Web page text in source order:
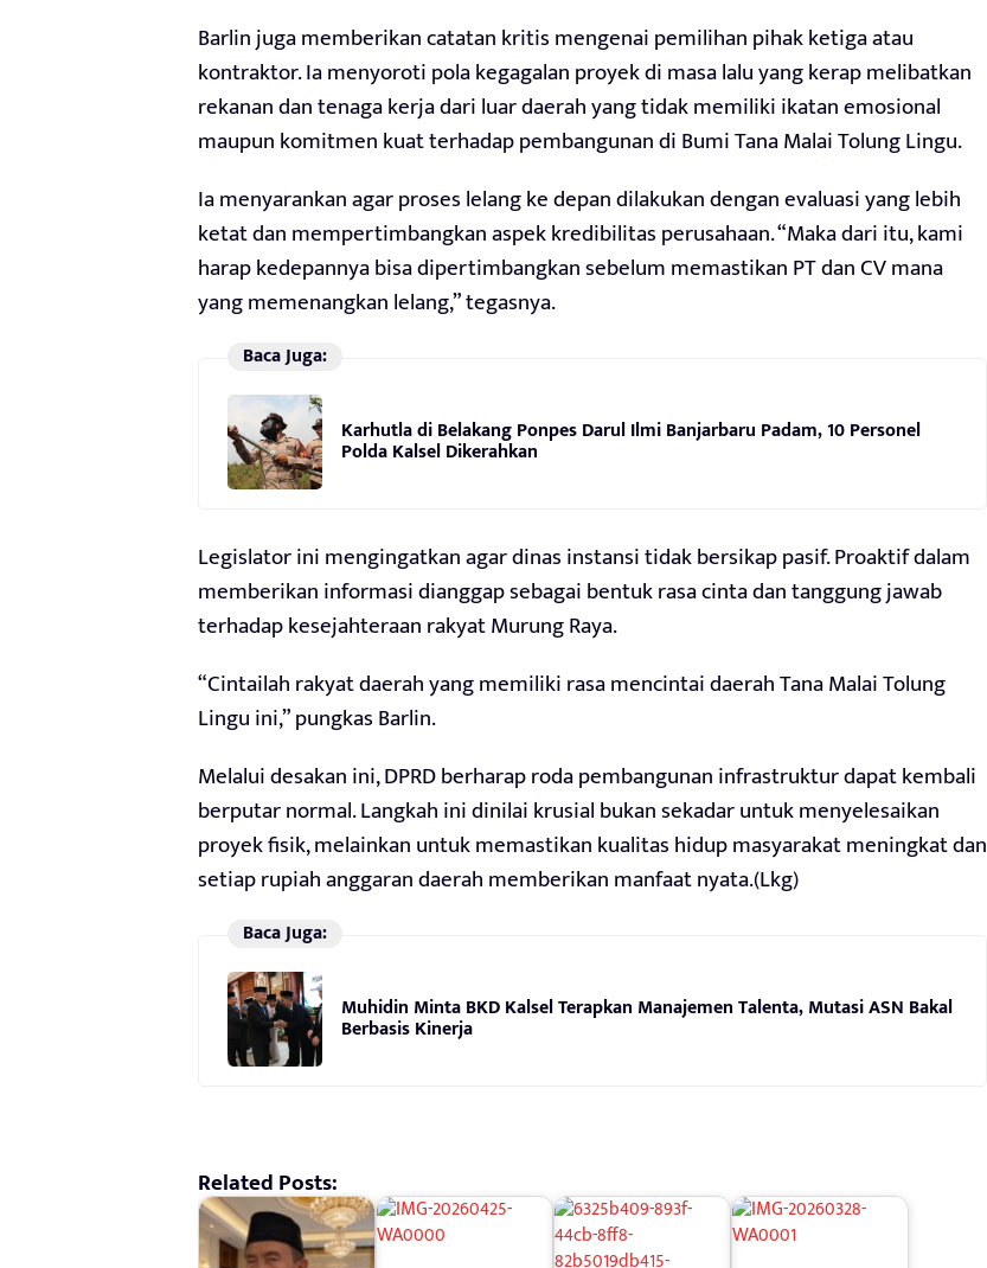
Barlin juga memberikan catatan kritis mengenai pemilihan pihak ketiga atau
kontraktor. Ia menyoroti pola kegagalan proyek di masa lalu yang kerap melibatkan
rekanan dan tenaga kerja dari luar daerah yang tidak memiliki ikatan emosional
maupun komitmen kuat terhadap pembangunan di Bumi Tana Malai Tolung Lingu.
Ia menyarankan agar proses lelang ke depan dilakukan dengan evaluasi yang lebih
ketat dan mempertimbangkan aspek kredibilitas perusahaan. “Maka dari itu, kami
harap kedepannya bisa dipertimbangkan sebelum memastikan PT dan CV mana
yang memenangkan lelang,” tegasnya.
Baca Juga:
Karhutla di Belakang Ponpes Darul Ilmi Banjarbaru Padam, 10 Personel
Polda Kalsel Dikerahkan
Legislator ini mengingatkan agar dinas instansi tidak bersikap pasif. Proaktif dalam
memberikan informasi dianggap sebagai bentuk rasa cinta dan tanggung jawab
terhadap kesejahteraan rakyat Murung Raya.
“Cintailah rakyat daerah yang memiliki rasa mencintai daerah Tana Malai Tolung
Lingu ini,” pungkas Barlin.
Melalui desakan ini, DPRD berharap roda pembangunan infrastruktur dapat kembali
berputar normal. Langkah ini dinilai krusial bukan sekadar untuk menyelesaikan
proyek fisik, melainkan untuk memastikan kualitas hidup masyarakat meningkat dan
setiap rupiah anggaran daerah memberikan manfaat nyata.(Lkg)
Baca Juga:
Muhidin Minta BKD Kalsel Terapkan Manajemen Talenta, Mutasi ASN Bakal
Berbasis Kinerja
Related Posts: